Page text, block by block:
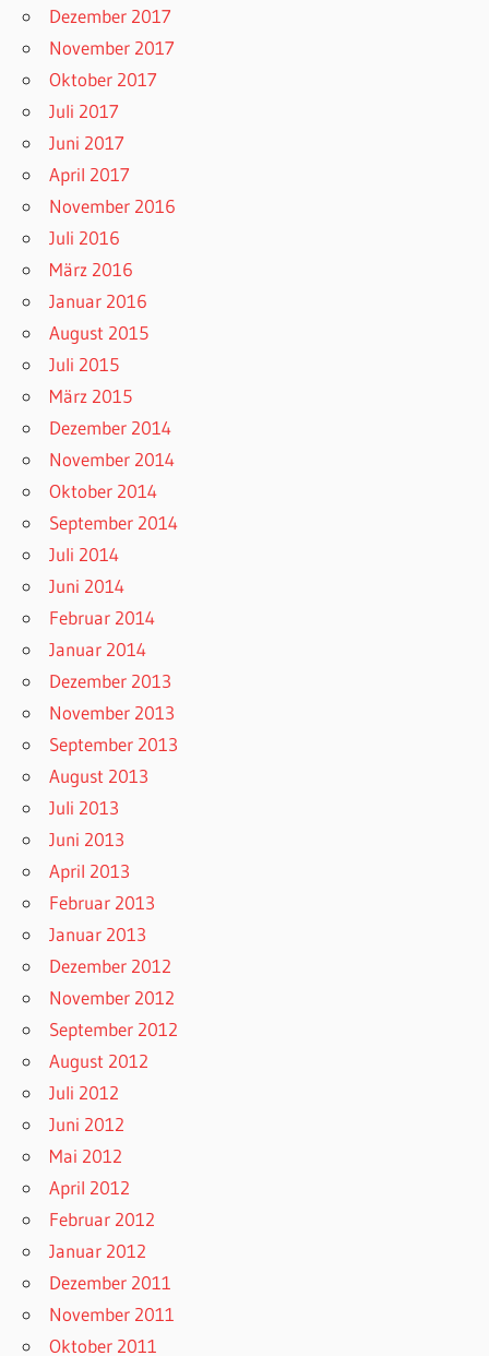
Dezember 2017
November 2017
Oktober 2017
Juli 2017
Juni 2017
April 2017
November 2016
Juli 2016
März 2016
Januar 2016
August 2015
Juli 2015
März 2015
Dezember 2014
November 2014
Oktober 2014
September 2014
Juli 2014
Juni 2014
Februar 2014
Januar 2014
Dezember 2013
November 2013
September 2013
August 2013
Juli 2013
Juni 2013
April 2013
Februar 2013
Januar 2013
Dezember 2012
November 2012
September 2012
August 2012
Juli 2012
Juni 2012
Mai 2012
April 2012
Februar 2012
Januar 2012
Dezember 2011
November 2011
Oktober 2011